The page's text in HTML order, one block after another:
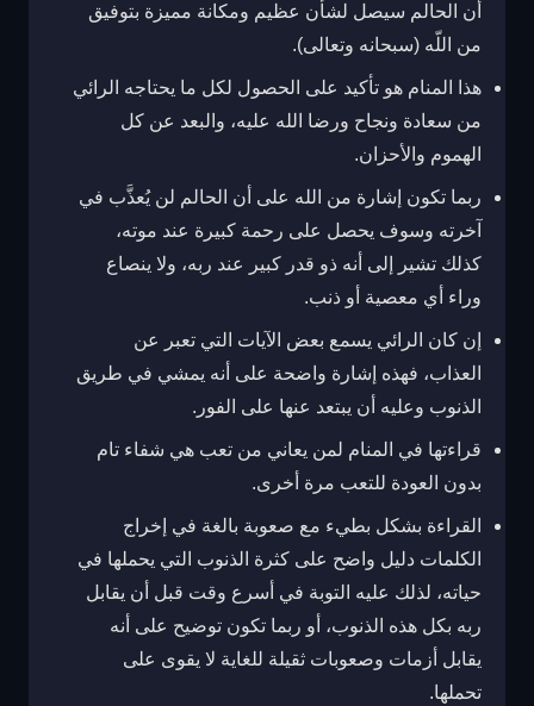
أن الحالم سيصل لشأن عظيم ومكانة مميزة بتوفيق
من اللّه (سبحانه وتعالى).
هذا المنام هو تأكيد على الحصول لكل ما يحتاجه الرائي
من سعادة ونجاح ورضا الله عليه، والبعد عن كل
الهموم والأحزان.
ربما تكون إشارة من الله على أن الحالم لن يُعذَّب في
آخرته وسوف يحصل على رحمة كبيرة عند موته،
كذلك تشير إلى أنه ذو قدر كبير عند ربه، ولا ينصاع
وراء أي معصية أو ذنب.
إن كان الرائي يسمع بعض الآيات التي تعبر عن
العذاب، فهذه إشارة واضحة على أنه يمشي في طريق
الذنوب وعليه أن يبتعد عنها على الفور.
قراءتها في المنام لمن يعاني من تعب هي شفاء تام
بدون العودة للتعب مرة أخرى.
القراءة بشكل بطيء مع صعوبة بالغة في إخراج
الكلمات دليل واضح على كثرة الذنوب التي يحملها في
حياته، لذلك عليه التوبة في أسرع وقت قبل أن يقابل
ربه بكل هذه الذنوب، أو ربما تكون توضيح على أنه
يقابل أزمات وصعوبات ثقيلة للغاية لا يقوى على
تحملها.